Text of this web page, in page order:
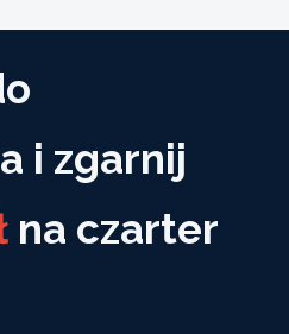
i zgarnij
na czarter